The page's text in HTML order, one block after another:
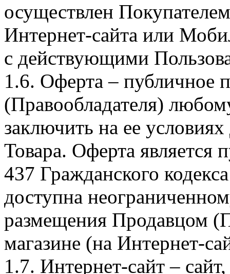
осуществлен
Интернет-сайта или
с действующими
1.6. Оферта – публичное
(Правообладателя)
заключить на ее
Товара. Оферта является
437 Гражданского
доступна
размещения Продавцом
магазине (на Интернет-
1.7. Интернет-сайт –